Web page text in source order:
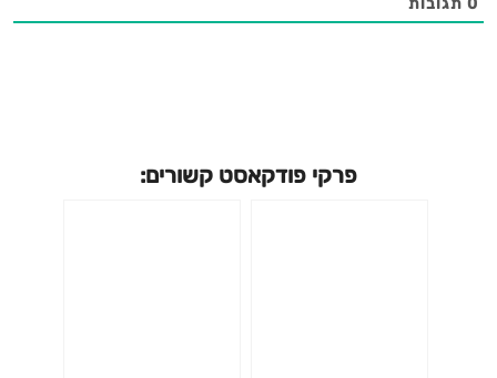
0 תגובות
פרקי פודקאסט קשורים: